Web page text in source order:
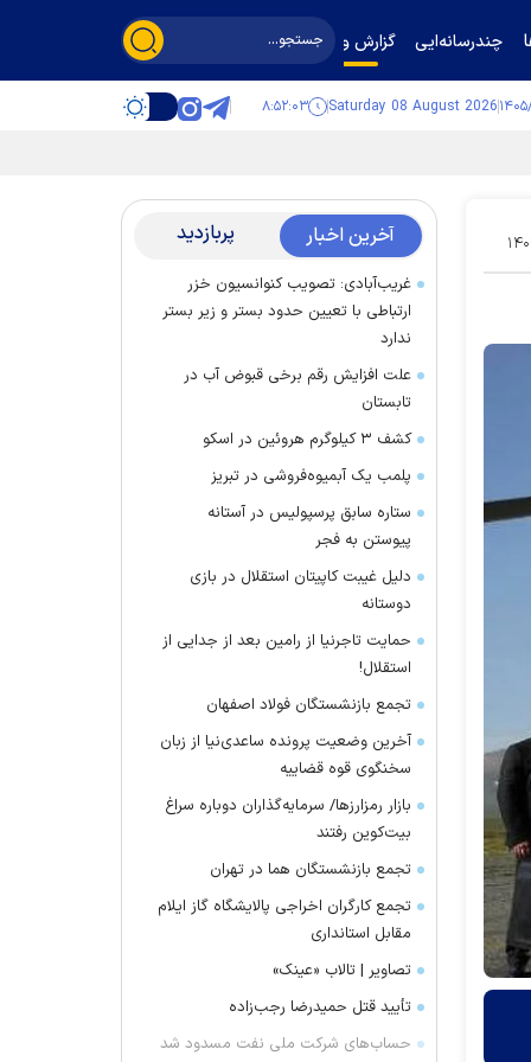
چندرسانه‌ایی گزارش و گفت‌وگو
Saturday 08 August 2026 ۸:۵۲:۰۴
۰۵ آخرین اخبار پربازدید
غریب‌آبادی: تصویب کنوانسیون خزر
ارتباطی با تعیین حدود بستر و زیر بستر
ندارد
علت افزایش رقم برخی قبوض آب در
تابستان
کشف ۳ کیلوگرم هروئین در اسکو
پلمب یک آبمیوه‌فروشی در تبریز
ستاره سابق پرسپولیس در آستانه
پیوستن به فجر
دلیل غیبت کاپیتان استقلال در بازی
دوستانه
حمایت تاجرنیا از رامین بعد از جدایی از
استقلال!
تجمع بازنشستگان فولاد اصفهان
آخرین وضعیت پرونده ساعدی‌نیا از زبان
سخنگوی قوه قضاییه
بازار رمزارز‌ها/ سرمایه‌گذاران دوباره سراغ
بیت‌کوین رفتند
تجمع بازنشستگان هما در تهران
تجمع کارگران اخراجی پالایشگاه گاز ایلام
مقابل استانداری
تصاویر | تالاب «عینک»
تأیید قتل حمیدرضا رجب‌زاده
حساب‌های شرکت ملی نفت مسدود شد